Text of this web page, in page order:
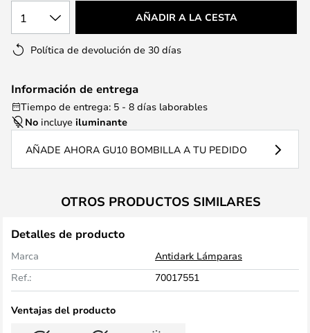
1 AÑADIR A LA CESTA
Política de devolución de 30 días
Información de entrega
Tiempo de entrega: 5 - 8 días laborables
No incluye iluminante
AÑADE AHORA GU10 BOMBILLA A TU PEDIDO
OTROS PRODUCTOS SIMILARES
Detalles de producto
Marca
Antidark Lámparas
Ref.:
70017551
Ventajas del producto